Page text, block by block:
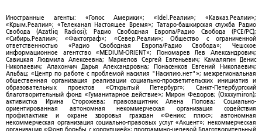
Иностранные агенты: «Голос Америки»; «Idel.Реалии»; «Кавказ.Реалии»;
«Крым.Реалии»; «Телеканал Настоящее Время»; Татаро-башкирская служба Радио
Свобода (Azatliq Radiosi); Радио Свободная Европа/Радио Свобода (PCE/PC);
«Сибирь.Реалии»; «Фактограф»; «Север.Реалии»; Общество с ограниченной
ответственностью «Радио Свободная Европа/Радио Свобода»; Чешское
информационное агентство «MEDIUM-ORIENT»; Пономарев Лев Александрович;
Савицкая Людмила Алексеевна; Маркелов Сергей Евгеньевич; Камалягин Денис
Николаевич; Апахончич Дарья Александровна; Понасенков Евгений Николаевич;
Альбац; «Центр по работе с проблемой насилия "Насилию.нет"»; межрегиональная
общественная организация реализации социально-просветительских инициатив и
образовательных проектов «Открытый Петербург»; Санкт-Петербургский
благотворительный фонд «Гуманитарное действие»; Мирон Федоров; (Oxxxymiron);
активистка Ирина Сторожева; правозащитник Алена Попова; Социально-
ориентированная автономная некоммерческая организация содействия
профилактике и охране здоровья граждан «Феникс плюс»; автономная
некоммерческая организация социально-правовых услуг «Акцент»; некоммерческая
организация «Фонд борьбы с коррупцией»; программно-целевой Благотворительный